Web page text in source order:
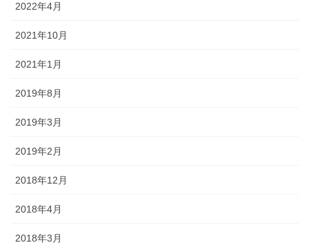
2022年4月
2021年10月
2021年1月
2019年8月
2019年3月
2019年2月
2018年12月
2018年4月
2018年3月